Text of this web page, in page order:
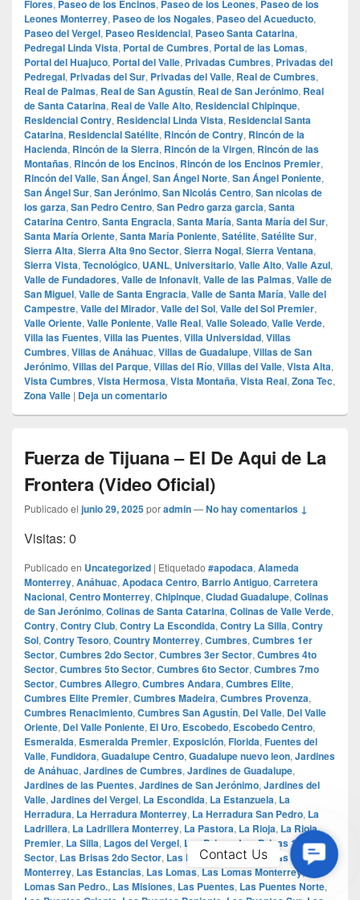
Flores, Paseo de los Encinos, Paseo de los Leones, Paseo de los
Leones Monterrey, Paseo de los Nogales, Paseo del Acueducto,
Paseo del Vergel, Paseo Residencial, Paseo Santa Catarina,
Pedregal Linda Vista, Portal de Cumbres, Portal de las Lomas,
Portal del Huajuco, Portal del Valle, Privadas Cumbres, Privadas del
Pedregal, Privadas del Sur, Privadas del Valle, Real de Cumbres,
Real de Palmas, Real de San Agustín, Real de San Jerónimo, Real
de Santa Catarina, Real de Valle Alto, Residencial Chipinque,
Residencial Contry, Residencial Linda Vista, Residencial Santa
Catarina, Residencial Satélite, Rincón de Contry, Rincón de la
Hacienda, Rincón de la Sierra, Rincón de la Virgen, Rincón de las
Montañas, Rincón de los Encinos, Rincón de los Encinos Premier,
Rincón del Valle, San Ángel, San Ángel Norte, San Ángel Poniente,
San Ángel Sur, San Jerónimo, San Nicolás Centro, San nicolas de
los garza, San Pedro Centro, San Pedro garza garcia, Santa
Catarina Centro, Santa Engracia, Santa María, Santa María del Sur,
Santa María Oriente, Santa María Poniente, Satélite, Satélite Sur,
Sierra Alta, Sierra Alta 9no Sector, Sierra Nogal, Sierra Ventana,
Sierra Vista, Tecnológico, UANL, Universitario, Valle Alto, Valle Azul,
Valle de Fundadores, Valle de Infonavit, Valle de las Palmas, Valle de
San Miguel, Valle de Santa Engracia, Valle de Santa María, Valle del
Campestre, Valle del Mirador, Valle del Sol, Valle del Sol Premier,
Valle Oriente, Valle Poniente, Valle Real, Valle Soleado, Valle Verde,
Villa las Fuentes, Villa las Puentes, Villa Universidad, Villas
Cumbres, Villas de Anáhuac, Villas de Guadalupe, Villas de San
Jerónimo, Villas del Parque, Villas del Río, Villas del Valle, Vista Alta,
Vista Cumbres, Vista Hermosa, Vista Montaña, Vista Real, Zona Tec,
Zona Valle | Deja un comentario
Fuerza de Tijuana – El De Aqui de La
Frontera (Video Oficial)
Publicado el junio 29, 2025poradmin—No hay comentarios ↓
Visitas: 0
Publicado en Uncategorized | Etiquetado #apodaca, Alameda
Monterrey, Anáhuac, Apodaca Centro, Barrio Antiguo, Carretera
Nacional, Centro Monterrey, Chipinque, Ciudad Guadalupe, Colinas
de San Jerónimo, Colinas de Santa Catarina, Colinas de Valle Verde,
Contry, Contry Club, Contry La Escondida, Contry La Silla, Contry
Sol, Contry Tesoro, Country Monterrey, Cumbres, Cumbres 1er
Sector, Cumbres 2do Sector, Cumbres 3er Sector, Cumbres 4to
Sector, Cumbres 5to Sector, Cumbres 6to Sector, Cumbres 7mo
Sector, Cumbres Allegro, Cumbres Andara, Cumbres Elite,
Cumbres Elite Premier, Cumbres Madeira, Cumbres Provenza,
Cumbres Renacimiento, Cumbres San Agustín, Del Valle, Del Valle
Oriente, Del Valle Poniente, El Uro, Escobedo, Escobedo Centro,
Esmeralda, Esmeralda Premier, Exposición, Florida, Fuentes del
Valle, Fundidora, Guadalupe Centro, Guadalupe nuevo leon, Jardines
de Anáhuac, Jardines de Cumbres, Jardines de Guadalupe,
Jardines de las Puentes, Jardines de San Jerónimo, Jardines del
Valle, Jardines del Vergel, La Escondida, La Estanzuela, La
Herradura, La Herradura Monterrey, La Herradura San Pedro, La
Ladrillera, La Ladrillera Monterrey, La Pastora, La Rioja, La Rioja
Premier, La Silla, Lagos del Vergel, Las Brisas
Las Brisas 1er
Sector, Las Brisas 2do Sector, Las Brisas 3er Sector,
Las Brisas
Monterrey, Las Estancias, Las Lomas, Las Lomas Monterrey,
Lomas San Pedro., Las Misiones, Las Puentes, Las Puentes Norte,
Us
Contact Us